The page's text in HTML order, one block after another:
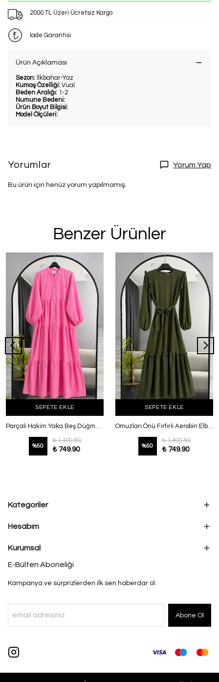
2000 TL Üzeri Ücretsiz Kargo
İade Garantisi
Ürün Açıklaması
Sezon: İlkbahar-Yaz
Kumaş Özelliği: Vual
Beden Aralığı: 1-2
Numune Bedeni:
Ürün Boyut Bilgisi:
Model Ölçüleri:
Yorumlar Yorum Yap
Bu ürün için henüz yorum yapılmamış.
Benzer Ürünler
SEPETE EKLE
Parçalı Hakim Yaka Beş Düğmeli Gofre Elbise Koyu Fuşya
%50
₺ 1,499.80
₺ 749.90
SEPETE EKLE
Omuzları Önü Fırfırlı Aerobin Elbise Haki
%50
₺ 1,499.80
₺ 749.90
Kategoriler
Hesabım
Kurumsal
E-Bülten Aboneliği
Kampanya ve sürprizlerden ilk sen haberdar ol.
Abone Ol